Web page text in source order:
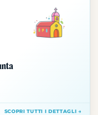
SCOPRI TUTTI I DETTAGLI →